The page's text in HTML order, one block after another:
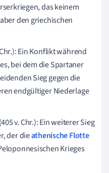
das keinem
den griechischen
Ein Konflikt während
bei dem die Spartaner
Sieg gegen die
endgültiger Niederlage
v. Chr.): Ein weiterer Sieg
der dieathenische Flotte
Krieges